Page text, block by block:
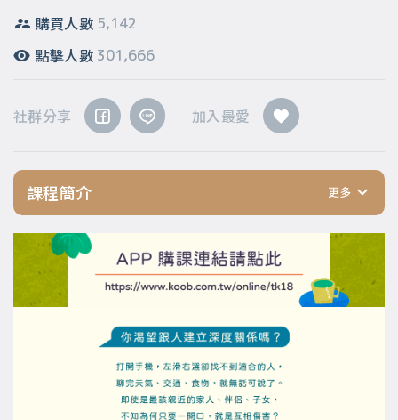
購買人數 5,142
點擊人數 301,666
社群分享 加入最愛
課程簡介